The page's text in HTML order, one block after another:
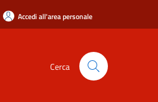
Accedi all'area personale
Cerca